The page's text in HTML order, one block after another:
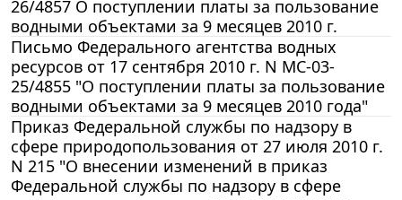
26/4857 О поступлении платы за пользование
водными объектами за 9 месяцев 2010 г.
Письмо Федерального агентства водных
ресурсов от 17 сентября 2010 г. N МС-03-
25/4855 "О поступлении платы за пользование
водными объектами за 9 месяцев 2010 года"
Приказ Федеральной службы по надзору в
сфере природопользования от 27 июля 2010 г.
N 215 "О внесении изменений в приказ
Федеральной службы по надзору в сфере